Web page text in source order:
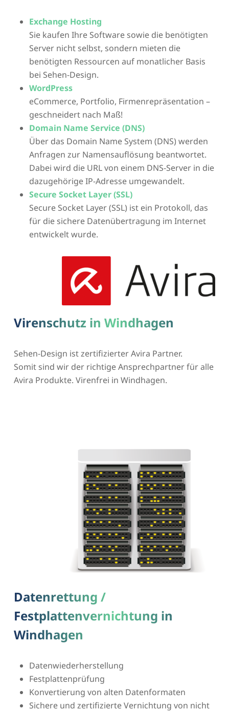
Exchange Hosting
Sie kaufen Ihre Software sowie die benötigten
Server nicht selbst, sondern mieten die
benötigten Ressourcen auf monatlicher Basis
bei Sehen-Design.
WordPress
eCommerce, Portfolio, Firmenrepräsentation –
geschneidert nach Maß!
Domain Name Service (DNS)
Über das Domain Name System (DNS) werden
Anfragen zur Namensauflösung beantwortet.
Dabei wird die URL von einem DNS-Server in die
dazugehörige IP-Adresse umgewandelt.
Secure Socket Layer (SSL)
Secure Socket Layer (SSL) ist ein Protokoll, das
für die sichere Datenübertragung im Internet
entwickelt wurde.
Virenschutz in Windhagen
Sehen-Design ist zertifizierter Avira Partner.
Somit sind wir der richtige Ansprechpartner für alle
Avira Produkte. Virenfrei in Windhagen.
Datenrettung /
Festplattenvernichtung in
Windhagen
Datenwiederherstellung
Festplattenprüfung
Konvertierung von alten Datenformaten
Sichere und zertifizierte Vernichtung von nicht